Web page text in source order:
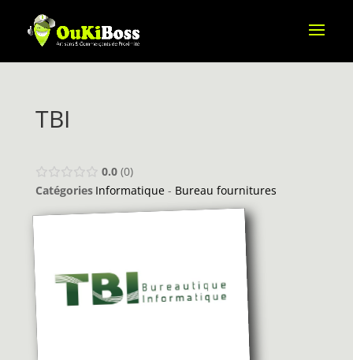
TBI
0.0 0
Catégories Informatique- Bureau fournitures